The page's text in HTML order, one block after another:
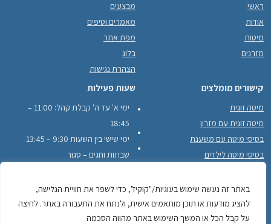
באתר זה נעשה שימוש בעוגיות/"קוקיז", כדי לשפר את חוויית הגלישה,
להציג מודעות או תוכן מותאמים אישית, ולנתח את התעבורה באתר. לחיצה
על קבל הכל או המשך השימוש באתר מהווה הסכמה
ראשי
אודות
מיטות
מזרנים
מבצעים
מאמרים וטיפים
מפת אתר
בלוג
הצהרת נגישות
קישורים מומלצים
מיטה זוגית
מיטה זוגית עם מזרון
בסיסי מיטה עם משענת
בסיסי מיטה לילדים
לקוחות ממליצים
שעות פעילות
ימי א' עד ה' קבלת קהל: 11:00 –
18:45
ימי שישי בין השעות 9:30 – 13:45
שבתות וחגים – סגור